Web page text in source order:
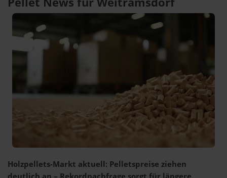
Holzpellets-Markt aktuell: Pelletspreise ziehen